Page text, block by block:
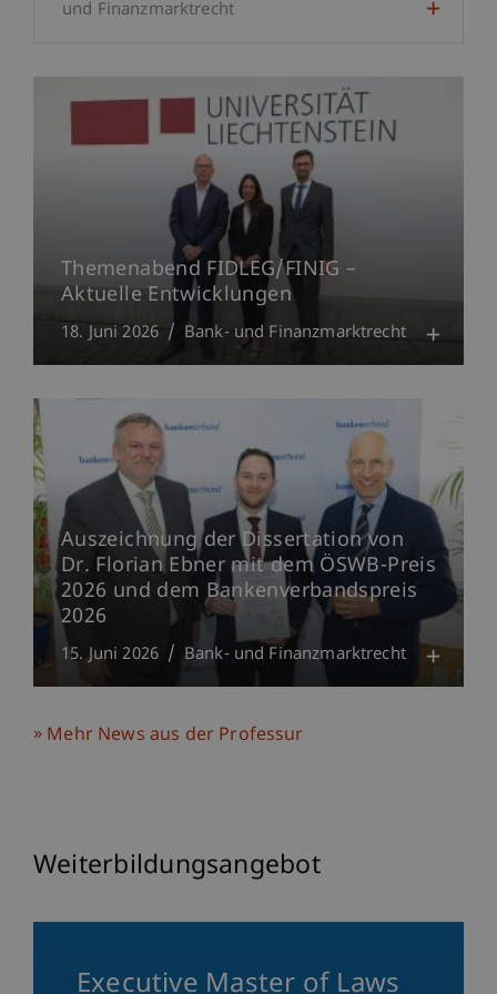
und Finanzmarktrecht
Themenabend FIDLEG/FINIG –
Aktuelle Entwicklungen
18. Juni 2026 Bank- und Finanzmarktrecht
Auszeichnung der Dissertation von
Dr. Florian Ebner mit dem ÖSWB-Preis
2026 und dem Bankenverbandspreis
2026
15. Juni 2026 Bank- und Finanzmarktrecht
Mehr News aus der Professur
Weiterbildungsangebot
Executive Master of Laws